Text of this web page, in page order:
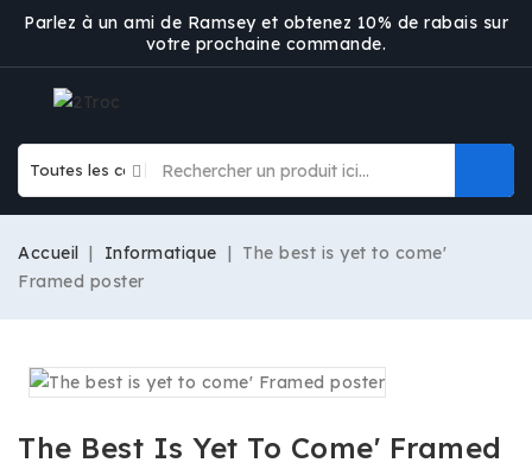
Parlez à un ami de Ramsey et obtenez 10% de rabais sur
votre prochaine commande.
Accueil Informatique
The best is yet to come'
Framed poster
The Best Is Yet To Come' Framed